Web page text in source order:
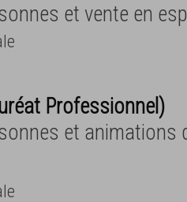
et vente en
Professionnel)
et animations